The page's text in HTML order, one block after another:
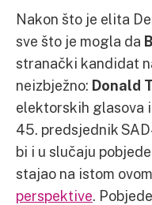
Nakon što je elita
sve što je mogla da
stranački kandidat
neizbježno: Donald
elektorskih glasova
45. predsjednik
bi i u slučaju pobjede
stajao na istom
perspektive.